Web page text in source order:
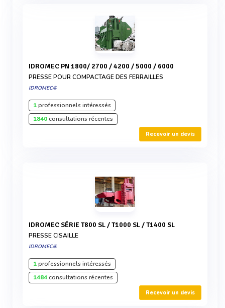
IDROMEC PN 1800/ 2700 / 4200 / 5000 / 6000
PRESSE POUR COMPACTAGE DES FERRAILLES
IDROMEC®
1professionnels intéressés
1840consultations récentes
Recevoir un devis
IDROMEC SÉRIE T800 SL / T1000 SL / T1400 SL
PRESSE CISAILLE
IDROMEC®
1professionnels intéressés
1484consultations récentes
Recevoir un devis